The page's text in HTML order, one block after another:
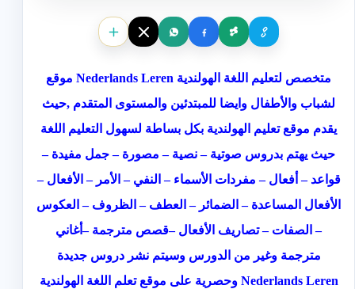
موقع Nederlands Leren متخصص لتعليم اللغة الهولندية
لشباب والأطفال وايضا للمبتدئين والمستوى المتقدم ,حيث
يقدم موقع تعليم الهولندية بكل بساطة لسهول التعليم اللغة
حيث يهتم بدروس صوتية – نصية – مصورة – جمل مفيدة –
قواعد – أفعال – مفردات الأسماء – النفي – الأمر – الأفعال –
الأفعال المساعدة – الضمائر – العطف – الظروف – العكوس
– الصفات – تصاريف الأفعال –قصص مترجمة –أغاني
مترجمة وغير من الدورس وسيتم نشر دروس جديدة
وحصرية علىموقع تعلم اللغة الهولندية Nederlands Leren